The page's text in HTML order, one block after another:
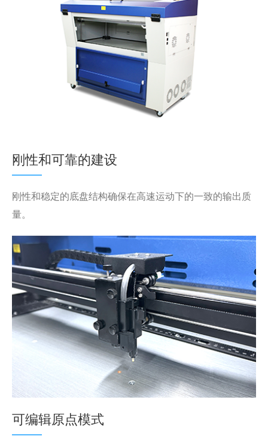
刚性和可靠的建设
刚性和稳定的底盘结构确保在高速运动下的一致的输出质
量。
可编辑原点模式